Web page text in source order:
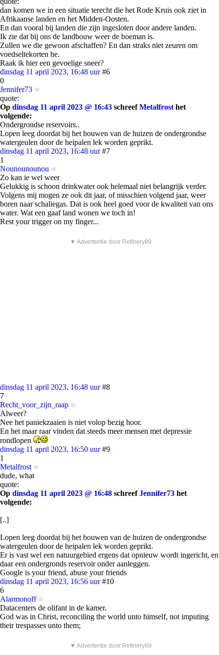
dan komen we in een situatie terecht die het Rode Kruis ook ziet in
Afrikaanse landen en het Midden-Oosten.
En dan vooral bij landen die zijn ingesloten door andere landen.
Ik zie dat bij ons de landbouw weer de boeman is.
Zullen we die gewoon afschaffen? En dan straks niet zeuren om
voedseltekorten he.
Raak ik hier een gevoelige sneer?
dinsdag 11 april 2023, 16:48 uur #6
0
Jennifer73
quote:
Op dinsdag 11 april 2023 @ 16:43 schreefMetalfrost het
volgende:
Ondergrondse reservoirs..
Lopen leeg doordat bij het bouwen van de huizen de ondergrondse
watergeulen door de heipalen lek worden geprikt.
dinsdag 11 april 2023, 16:48 uur #7
1
Nounounounou
Zo kan ie wel weer
Gelukkig is schoon drinkwater ook helemaal niet belangrijk verder.
Volgens mij mogen ze ook dit jaar, of misschien volgend jaar, weer
boren naar schaliegas. Dat is ook heel goed voor de kwaliteit van ons
water. Wat een gaaf land wonen we toch in!
Rest your trigger on my finger...
▼ Advertentie door Refinery89
dinsdag 11 april 2023, 16:48 uur #8
7
Recht_voor_zijn_raap
Alweer?
Nee het paniekzaaien is niet volop bezig hoor.
En het maar raar vinden dat steeds meer mensen met depressie
rondlopen
dinsdag 11 april 2023, 16:50 uur #9
1
Metalfrost
dude, what
quote:
Op dinsdag 11 april 2023 @ 16:48 schreefJennifer73 het
volgende:
[..]
Lopen leeg doordat bij het bouwen van de huizen de ondergrondse
watergeulen door de heipalen lek worden geprikt.
Er is vast wel een natuurgebied ergens dat opnieuw wordt ingericht, en
daar een ondergronds reservoir onder aanleggen.
Google is your friend, abuse your friends
dinsdag 11 april 2023, 16:56 uur #10
6
Alarmonoff
Datacenters de olifant in de kamer.
God was in Christ, reconciling the world unto himself, not imputing
their trespasses unto them;
▼ Advertentie door Refinery89